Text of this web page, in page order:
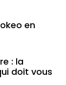
en
: la
doit vous